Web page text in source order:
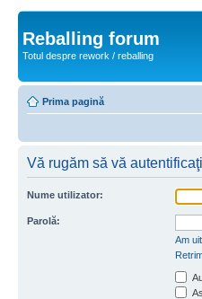
Reballing forum
Totul despre rework / reballing
Prima pagină
Vă rugăm să vă
Nume utilizator:
Parolă:
Am